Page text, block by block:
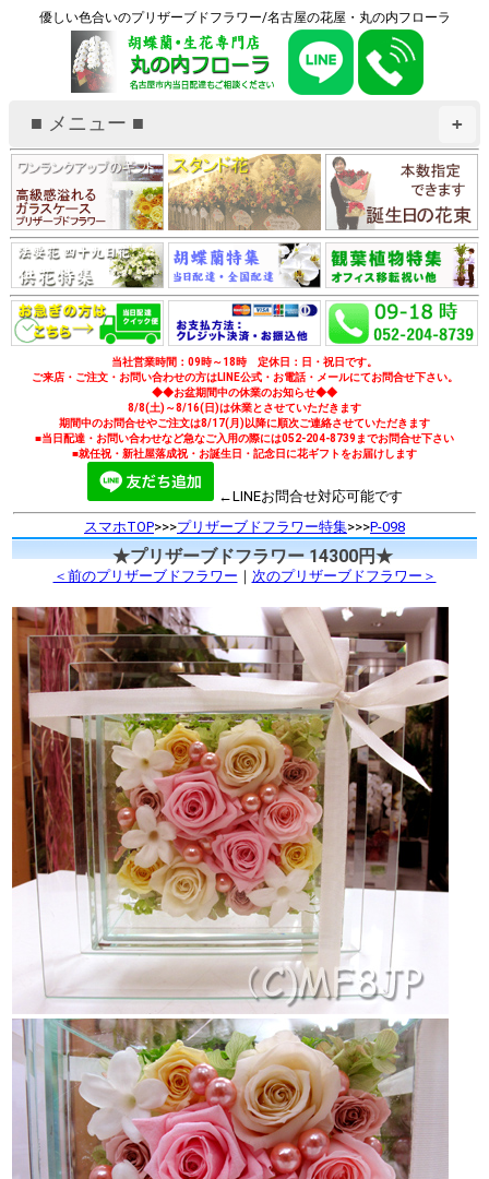
優しい色合いのプリザーブドフラワー/名古屋の花屋・丸の内フローラ
+
■ メニュー ■
当社営業時間：09時～18時 定休日：日・祝日です。
ご来店・ご注文・お問い合わせの方はLINE公式・お電話・メールにてお問合せ下さい。
◆◆お盆期間中の休業のお知らせ◆◆
8/8(土)～8/16(日)は休業とさせていただきます
期間中のお問合せやご注文は8/17(月)以降に順次ご連絡させていただきます
■当日配達・お問い合わせなど急なご入用の際には052-204-8739までお問合せ下さい
■就任祝・新社屋落成祝・お誕生日・記念日に花ギフトをお届けします
←LINEお問合せ対応可能です
スマホTOP>>>プリザーブドフラワー特集>>>P-098
★プリザーブドフラワー 14300円★
＜前のプリザーブドフラワー ｜ 次のプリザーブドフラワー＞